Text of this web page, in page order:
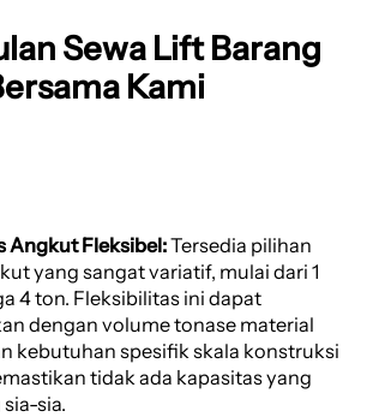
Sewa Lift Barang
Kami
Angkut Fleksibel:Tersedia pilihan
yang sangat variatif, mulai dari 1
4 ton. Fleksibilitas ini dapat
dengan volume tonase material
kebutuhan spesifik skala konstruksi
tidak ada kapasitas yang
sia.